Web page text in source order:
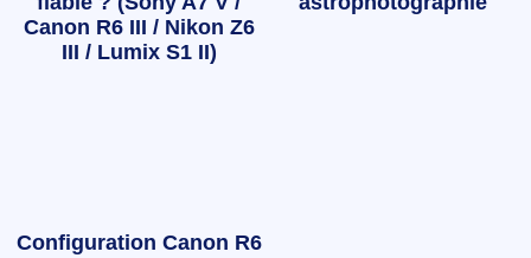
Canon R6 III / Nikon Z6
III / Lumix S1 II)
Configuration Canon R6